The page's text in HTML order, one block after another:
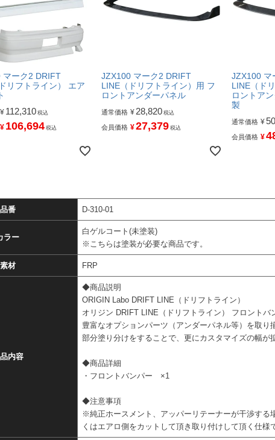
マーク2 DRIFT
リフトライン） エア
¥ 112,310 税込
¥ 106,694 税込
JZX100 マーク2 DRIFT
LINE（ドリフトライン）用 フ
ロントアンダーパネル
通常価格 ¥28,820 税込
会員価格 ¥27,379 税込
JZX100 マ
LINE（ド
ロントア
製
通常価格 ¥
会員価格 ¥
品番 D-310-01
ラー
白ゲルコート(未塗装)
※こちらは塗装が必要な商品です。
素材 FRP
内容
◆商品説明
ORIGIN Labo DRIFT LINE（ドリフトライン）
オリジン DRIFT LINE（ドリフトライン） フロントバ
豊富なオプションパーツ（アンダーパネル等）を取り
部分塗り分けをすることで、更にカスタマイズの幅が
◆商品詳細
・フロントバンパー ×1
◆注意事項
※純正ホースメント、アッパーリテーナーが干渉する
くはエアロ側をカットして頂き取り付けして頂く仕様